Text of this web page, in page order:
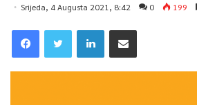
Srijeda, 4 Augusta 2021, 8:42 0 199